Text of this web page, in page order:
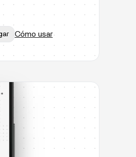
Cómo usar